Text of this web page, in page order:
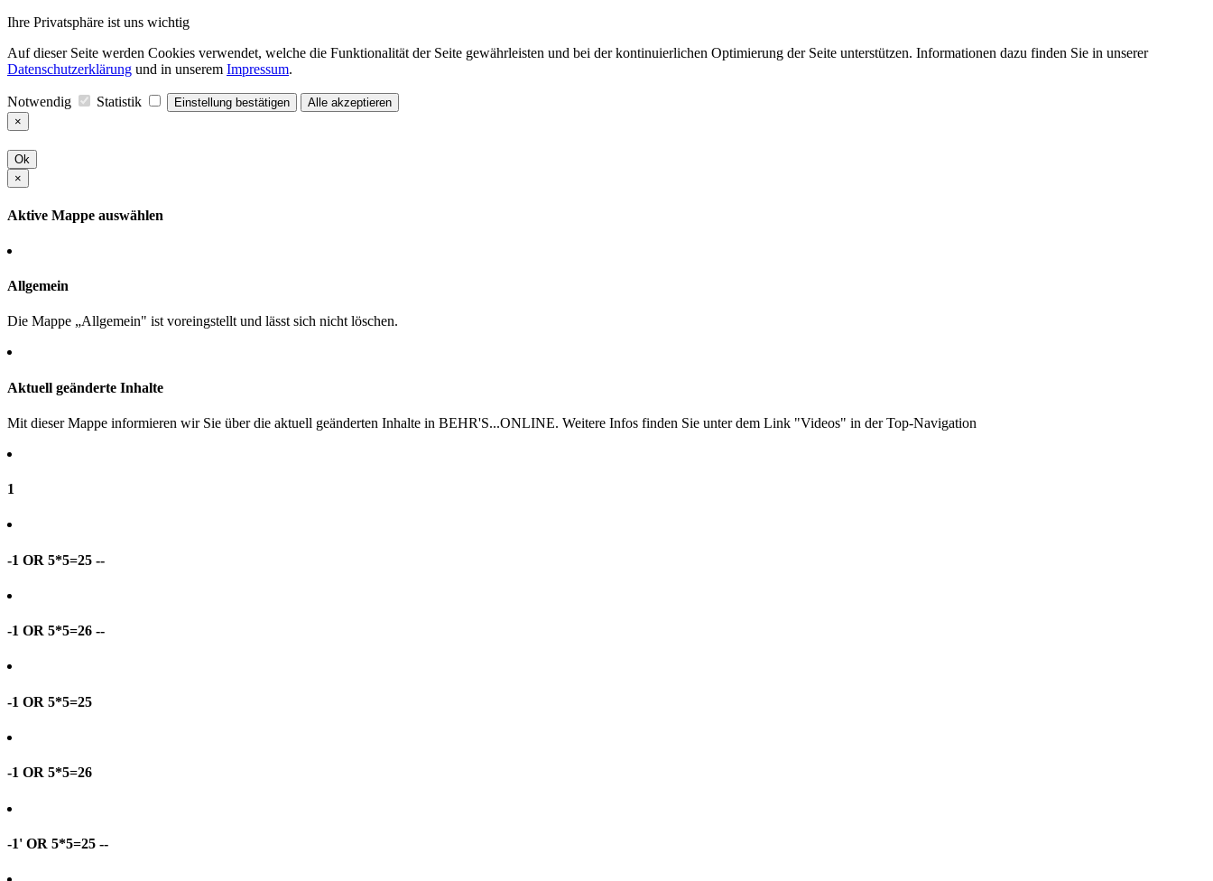
Ihre Privatsphäre ist uns wichtig
Auf dieser Seite werden Cookies verwendet, welche die Funktionalität der Seite gewährleisten und bei der kontinuierlichen Optimierung der Seite unterstützen. Informationen dazu finden Sie in unserer
Datenschutzerklärung und in unserem Impressum.
Notwendig Statistik Einstellung bestätigen
Alle akzeptieren
×
Ok
×
Aktive Mappe auswählen
Allgemein
Die Mappe „Allgemein" ist voreingstellt und lässt sich nicht löschen.
Aktuell geänderte Inhalte
Mit dieser Mappe informieren wir Sie über die aktuell geänderten Inhalte in BEHR'S...ONLINE. Weitere Infos finden Sie unter dem Link "Videos" in der Top-Navigation
1
-1 OR 5*5=25 --
-1 OR 5*5=26 --
-1 OR 5*5=25
-1 OR 5*5=26
-1' OR 5*5=25 --